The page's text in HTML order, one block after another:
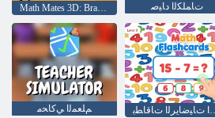
Math Mates 3D: Brain Quest ﺕﺎﻤﻠﻜﻟﺍ ﺩﺎﻴﺻ
ﻢﻠﻌﻤﻟﺍ ﻲﻛﺎﺤﻣ ﺔﻴﻤﻴﻠﻌﺘﻟﺍ ﺕﺎﻴﺿﺎﻳﺮﻟﺍ ﺕﺎﻗﺎﻄﺑ